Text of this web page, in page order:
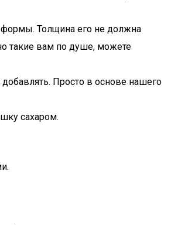
формы. Толщина его не должна
такие вам по душе, можете
Просто в основе нашего
сахаром.